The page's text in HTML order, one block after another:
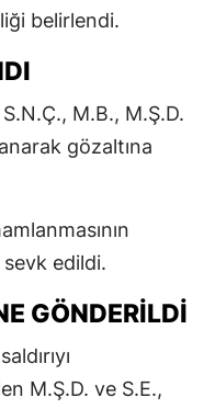
belirlendi.
M.B., M.Ş.D.
gözaltına
edildi.
GÖNDERİLDİ
M.Ş.D. ve S.E.,